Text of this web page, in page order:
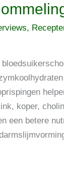
,
koper,
een betere